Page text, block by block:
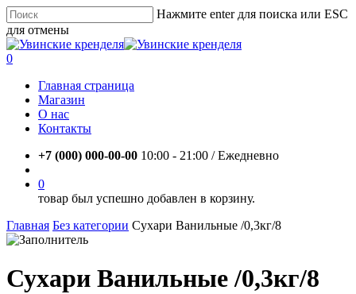
Skip
to
main
content
Нажмите enter для поиска или ESC
для отмены
Close
Search
account
0
Главная страница
Магазин
О нас
Контакты
+7 (000) 000-00-00 10:00 - 21:00 / Eжедневно
0
товар был успешно добавлен в корзину.
Главная Без категории Сухари Ванильные /0,3кг/8
Сухари Ванильные /0,3кг/8